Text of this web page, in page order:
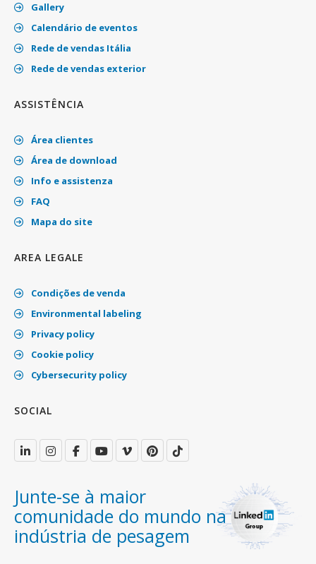
Gallery
Calendário de eventos
Rede de vendas Itália
Rede de vendas exterior
ASSISTÊNCIA
Área clientes
Área de download
Info e assistenza
FAQ
Mapa do site
AREA LEGALE
Condições de venda
Environmental labeling
Privacy policy
Cookie policy
Cybersecurity policy
SOCIAL
Junte-se à maior
comunidade do mundo na
indústria de pesagem